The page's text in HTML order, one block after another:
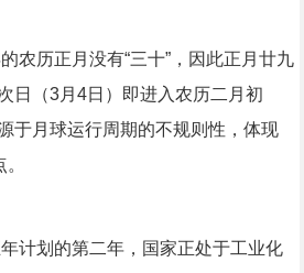
农历正月没有“三十”，因此正月廿九
日（3月4日）即进入农历二月初
于月球运行周期的不规则性，体现
计划的第二年，国家正处于工业化